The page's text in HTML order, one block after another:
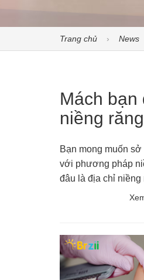
Trang chủ News
Mách bạn
niềng
chuyên
Bạn mong muốn
với phương pháp
đâu là địa chỉ
Phượng uy tín,